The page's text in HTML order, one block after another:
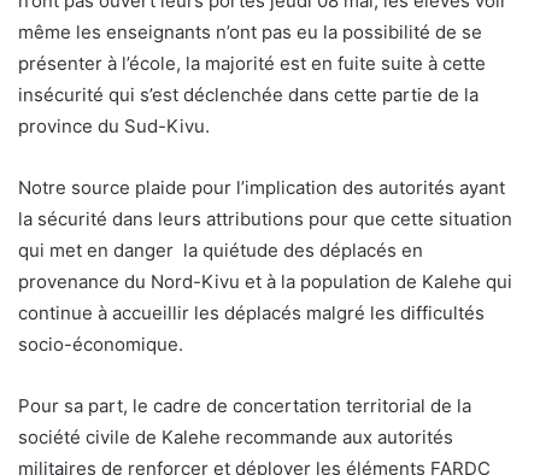
même les enseignants n’ont pas eu la possibilité de se
présenter à l’école, la majorité est en fuite suite à cette
insécurité qui s’est déclenchée dans cette partie de la
province du Sud-Kivu.
Notre source plaide pour l’implication des autorités ayant
la sécurité dans leurs attributions pour que cette situation
qui met en danger la quiétude des déplacés en
provenance du Nord-Kivu et à la population de Kalehe qui
continue à accueillir les déplacés malgré les difficultés
socio-économique.
Pour sa part, le cadre de concertation territorial de la
société civile de Kalehe recommande aux autorités
militaires de renforcer et déployer les éléments FARDC